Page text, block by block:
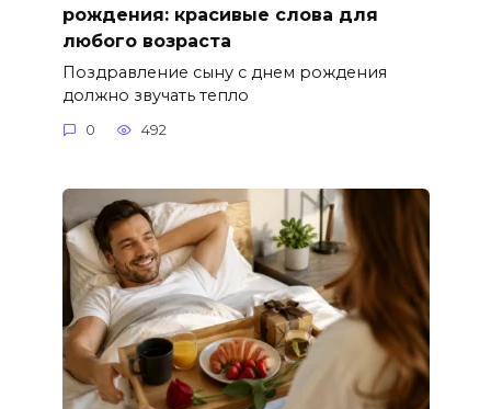
рождения: красивые слова для
любого возраста
Поздравление сыну с днем рождения
должно звучать тепло
0 492